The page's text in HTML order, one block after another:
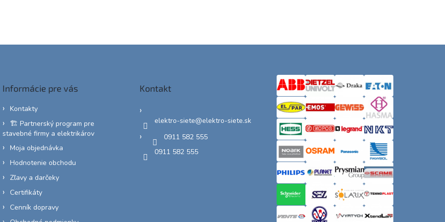
Informácie pre vás
Kontakty
🏗️ Partnerský program pre
stavebné firmy a elektrikárov
Moja objednávka
Hodnotenie obchodu
Zľavy a darčeky
Certifikáty
Cenník dopravy
Kontakt
elektro-siete@elektro-siete.sk
0911 582 555
0911 582 555